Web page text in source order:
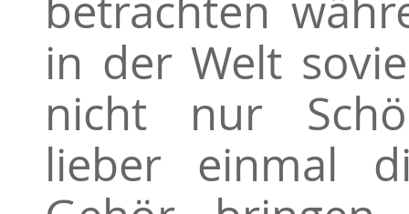
in der Welt
nicht nur
lieber einmal